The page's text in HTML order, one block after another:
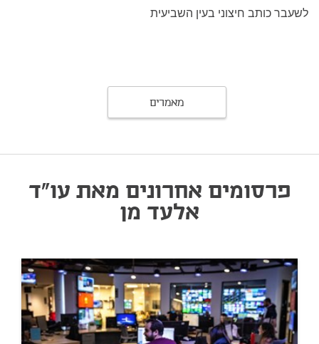
לשעבר כותב חיצוני בעין השביעית
מאמרים
פרסומים אחרונים מאת עו"ד
אלעד מן